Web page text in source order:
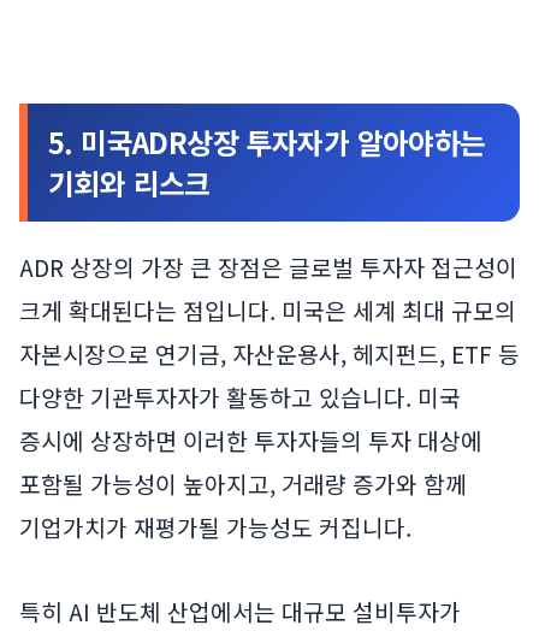
5. 미국ADR상장 투자자가 알아야하는
기회와 리스크
ADR 상장의 가장 큰 장점은 글로벌 투자자 접근성이
크게 확대된다는 점입니다. 미국은 세계 최대 규모의
자본시장으로 연기금, 자산운용사, 헤지펀드, ETF 등
다양한 기관투자자가 활동하고 있습니다. 미국
증시에 상장하면 이러한 투자자들의 투자 대상에
포함될 가능성이 높아지고, 거래량 증가와 함께
기업가치가 재평가될 가능성도 커집니다.
특히 AI 반도체 산업에서는 대규모 설비투자가